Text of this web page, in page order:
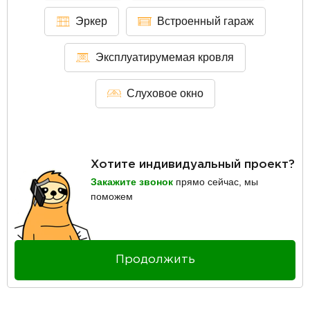
Эркер Встроенный гараж
Эксплуатирумемая кровля
Слуховое окно
Хотите индивидуальный проект?
Закажите звонок прямо сейчас, мы
поможем
Продолжить